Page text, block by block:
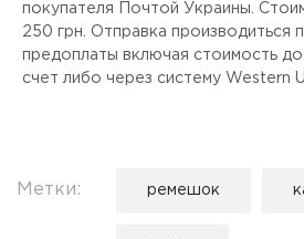
покупателя Почтой Украины.
250 грн. Отправка производиться
предоплаты включая стоимость
счет либо через систему Western
Метки: ремешок